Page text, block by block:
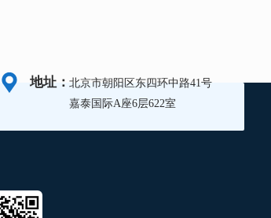
地址：北京市朝阳区东四环中路41号
嘉泰国际A座6层622室